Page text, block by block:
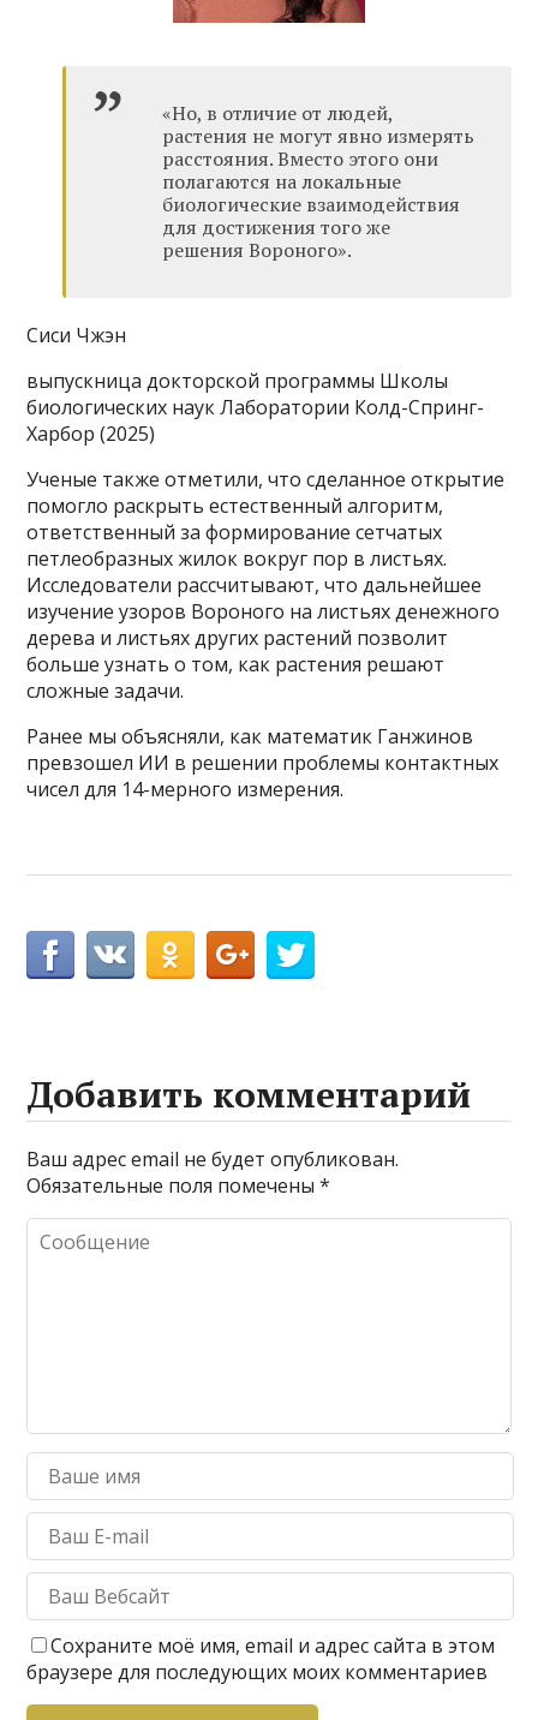
«Но, в отличие от людей,
растения не могут явно измерять
расстояния. Вместо этого они
полагаются на локальные
биологические взаимодействия
для достижения того же
решения Вороного».
Сиси Чжэн
выпускница докторской программы Школы
биологических наук Лаборатории Колд-Спринг-
Харбор (2025)
Ученые также отметили, что сделанное открытие
помогло раскрыть естественный алгоритм,
ответственный за формирование сетчатых
петлеобразных жилок вокруг пор в листьях.
Исследователи рассчитывают, что дальнейшее
изучение узоров Вороного на листьях денежного
дерева и листьях других растений позволит
больше узнать о том, как растения решают
сложные задачи.
Ранее мы объясняли, как математик Ганжинов
превзошел ИИ в решении проблемы контактных
чисел для 14-мерного измерения.
Добавить комментарий
Ваш адрес email не будет опубликован.
Обязательные поля помечены*
Сохраните моё имя, email и адрес сайта в этом
браузере для последующих моих комментариев